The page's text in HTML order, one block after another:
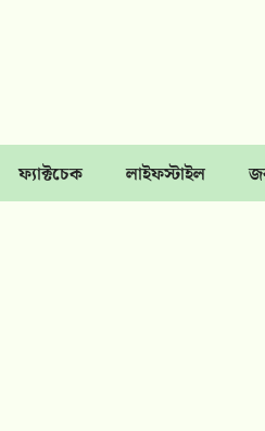
ফ্যাক্টচেক লাইফস্টাইল